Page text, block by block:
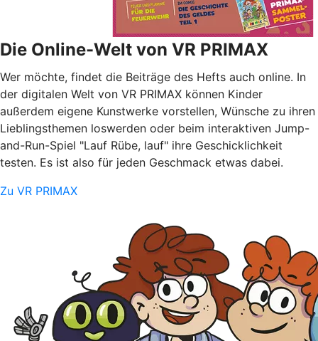
Die Online-Welt von VR PRIMAX
Wer möchte, findet die Beiträge des Hefts auch online. In
der digitalen Welt von VR PRIMAX können Kinder
außerdem eigene Kunstwerke vorstellen, Wünsche zu ihren
Lieblingsthemen loswerden oder beim interaktiven Jump-
and-Run-Spiel "Lauf Rübe, lauf" ihre Geschicklichkeit
testen. Es ist also für jeden Geschmack etwas dabei.
Zu VR PRIMAX